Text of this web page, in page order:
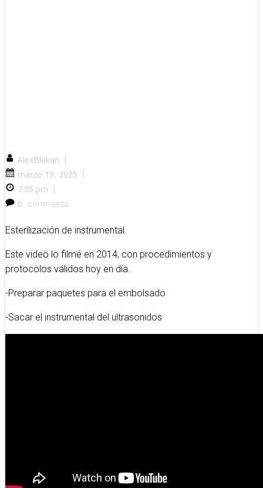
AlexBlakan
marzo 19, 2025
7:55 pm
0
comments
Esterilización de instrumental.
Este video lo filmé en 2014, con procedimientos y
protocolos válidos hoy en día.
-Preparar paquetes para el embolsado
-Sacar el instrumental del ultrasonidos